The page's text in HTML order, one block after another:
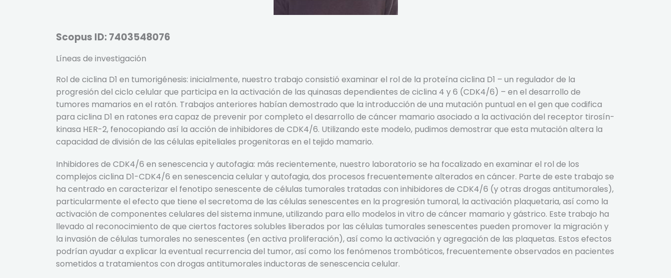
Scopus ID: 7403548076
Líneas de investigación
Rol de ciclina D1 en tumorigénesis: inicialmente, nuestro trabajo consistió examinar el rol de la proteína ciclina D1 – un regulador de la
progresión del ciclo celular que participa en la activación de las quinasas dependientes de ciclina 4 y 6 (CDK4/6) – en el desarrollo de
tumores mamarios en el ratón. Trabajos anteriores habían demostrado que la introducción de una mutación puntual en el gen que codifica
para ciclina D1 en ratones era capaz de prevenir por completo el desarrollo de cáncer mamario asociado a la activación del receptor tirosín-
kinasa HER-2, fenocopiando así la acción de inhibidores de CDK4/6. Utilizando este modelo, pudimos demostrar que esta mutación altera la
capacidad de división de las células epiteliales progenitoras en el tejido mamario.
Inhibidores de CDK4/6 en senescencia y autofagia: más recientemente, nuestro laboratorio se ha focalizado en examinar el rol de los
complejos ciclina D1-CDK4/6 en senescencia celular y autofagia, dos procesos frecuentemente alterados en cáncer. Parte de este trabajo se
ha centrado en caracterizar el fenotipo senescente de células tumorales tratadas con inhibidores de CDK4/6 (y otras drogas antitumorales),
particularmente el efecto que tiene el secretoma de las células senescentes en la progresión tumoral, la activación plaquetaria, así como la
activación de componentes celulares del sistema inmune, utilizando para ello modelos in vitro de cáncer mamario y gástrico. Este trabajo ha
llevado al reconocimiento de que ciertos factores solubles liberados por las células tumorales senescentes pueden promover la migración y
la invasión de células tumorales no senescentes (en activa proliferación), así como la activación y agregación de las plaquetas. Estos efectos
podrían ayudar a explicar la eventual recurrencia del tumor, así como los fenómenos trombóticos, frecuentemente observados en pacientes
sometidos a tratamientos con drogas antitumorales inductoras de senescencia celular.